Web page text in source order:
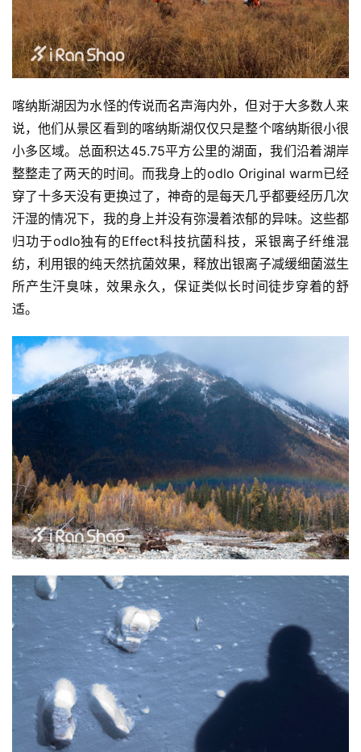
喀纳斯湖因为水怪的传说而名声海内外，但对于大多数人来
说，他们从景区看到的喀纳斯湖仅仅只是整个喀纳斯很小很
小多区域。总面积达45.75平方公里的湖面，我们沿着湖岸
整整走了两天的时间。而我身上的odlo Original warm已经
穿了十多天没有更换过了，神奇的是每天几乎都要经历几次
汗湿的情况下，我的身上并没有弥漫着浓郁的异味。这些都
归功于odlo独有的Effect科技抗菌科技，采银离子纤维混
纺，利用银的纯天然抗菌效果，释放出银离子减缓细菌滋生
所产生汗臭味，效果永久，保证类似长时间徒步穿着的舒
适。